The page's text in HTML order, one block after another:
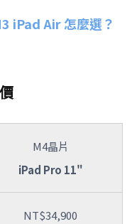
iPad Air 怎麼選？
M4晶片
iPad Pro 11"
NT$34,900